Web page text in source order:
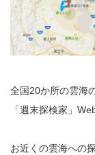
全国20か所の雲海
「週末探検家」
お近くの雲海への